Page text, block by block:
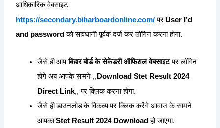
आधिकारिक वेबसाइट
https://secondary.biharboardonline.com/परUser I’d
and passwordको सावधानी पूर्वक दर्ज कर लॉगिन करना होगा.
जैसे ही आपबिहार बोर्ड के सेकेंडरी ऑफिशल वेबसाइटपर लॉगिन
होंगे अब आपके सामने ,, Download Stet Result 2024
Direct Link,, पर क्लिक करना होगा.
जैसे ही डाउनलोड के विकल्प पर क्लिक करेंगे आवाज के सामने
आपकाStet Result 2024 Download हो जाएगा.